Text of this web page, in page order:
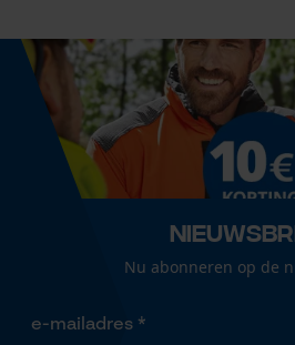
Nu abonneren op de